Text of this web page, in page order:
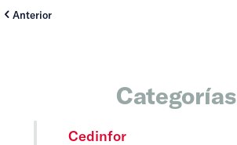
Anterior
Categorías
Cedinfor